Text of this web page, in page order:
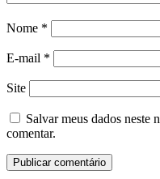
Nome *
E-mail *
Site
Salvar meus dados neste
comentar.